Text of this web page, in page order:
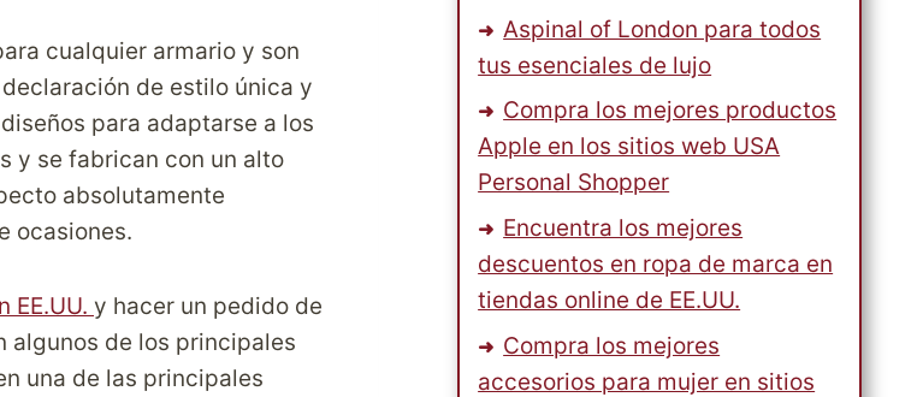
cualquier armario y son
de estilo única y
para adaptarse a los
y se fabrican con un alto
absolutamente
ocasiones.
EE.UU. y hacer un pedido de
algunos de los principales
una de las principales
Aspinal of London para todos
tus esenciales de lujo
Compra los mejores productos
Apple en los sitios web USA
Personal Shopper
Encuentra los mejores
descuentos en ropa de marca en
tiendas online de EE.UU.
Compra los mejores
accesorios para mujer en sitios